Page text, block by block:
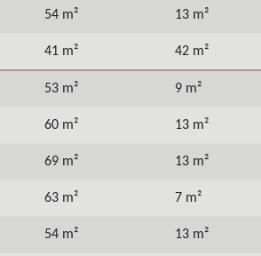
54 m² 13 m²
41 m² 42 m²
53 m² 9 m²
60 m² 13 m²
69 m² 13 m²
63 m² 7 m²
54 m² 13 m²